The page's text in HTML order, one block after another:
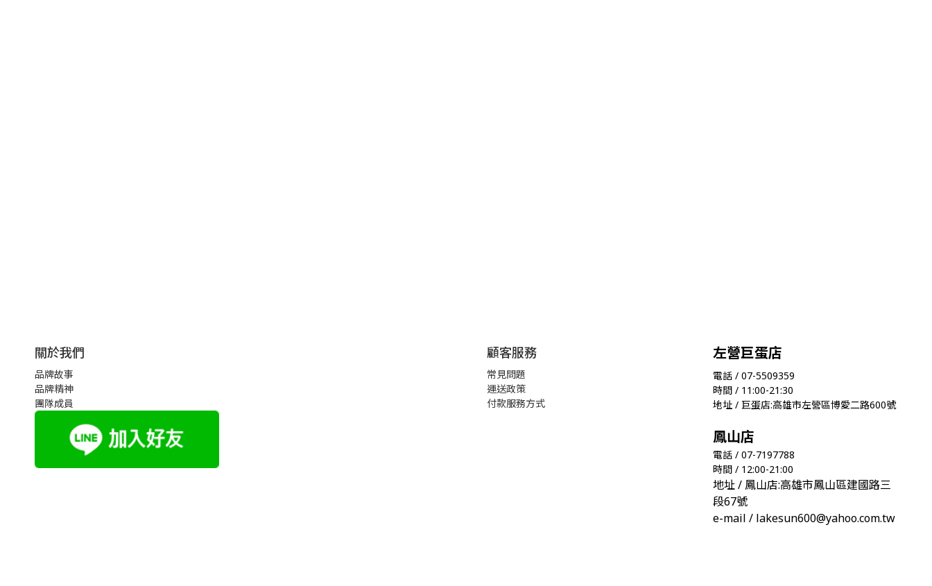
關於我們
品牌故事
品牌精神
團隊成員
顧客服務
常見問題
運送政策
付款服務方式
左營巨蛋店
電話 / 07-5509359
時間 / 11:00-21:30
地址 / 巨蛋店:高雄市左營區博愛二路600號
鳳山店
電話 / 07-7197788
時間 / 12:00-21:00
地址 / 鳳山店:高雄市鳳山區建國路三
段67號
e-mail / lakesun600@yahoo.com.tw